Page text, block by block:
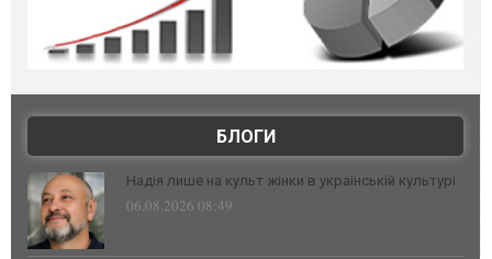
БЛОГИ
Надія лише на культ жінки в українській культурі
06.08.2026 08:49